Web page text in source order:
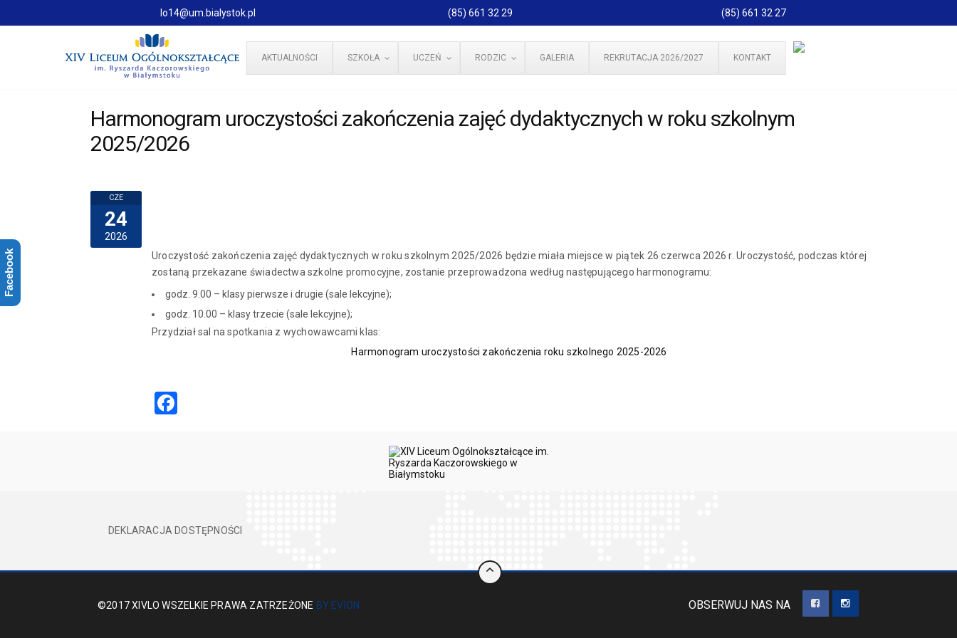
lo14@um.bialystok.pl (85) 661 32 29 (85) 661 32 27
AKTUALNOŚCI SZKOŁA UCZEŃ RODZIC GALERIA REKRUTACJA 2026/2027 KONTAKT
Harmonogram uroczystości zakończenia zajęć dydaktycznych w roku szkolnym
2025/2026
CZE
24
2026
Uroczystość zakończenia zajęć dydaktycznych w roku szkolnym 2025/2026 będzie miała miejsce w piątek 26 czerwca 2026 r. Uroczystość, podczas której
zostaną przekazane świadectwa szkolne promocyjne, zostanie przeprowadzona według następującego harmonogramu:
godz. 9.00 – klasy pierwsze i drugie (sale lekcyjne);
godz. 10.00 – klasy trzecie (sale lekcyjne);
Przydział sal na spotkania z wychowawcami klas:
Harmonogram uroczystości zakończenia roku szkolnego 2025-2026
DEKLARACJA DOSTĘPNOŚCI
©2017 XIVLO WSZELKIE PRAWA ZATRZEŻONE BY EVION OBSERWUJ NAS NA
Facebook